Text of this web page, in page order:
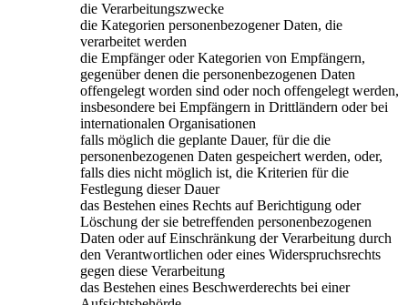
die Verarbeitungszwecke
die Kategorien personenbezogener Daten, die
verarbeitet werden
die Empfänger oder Kategorien von Empfängern,
gegenüber denen die personenbezogenen Daten
offengelegt worden sind oder noch offengelegt werden,
insbesondere bei Empfängern in Drittländern oder bei
internationalen Organisationen
falls möglich die geplante Dauer, für die die
personenbezogenen Daten gespeichert werden, oder,
falls dies nicht möglich ist, die Kriterien für die
Festlegung dieser Dauer
das Bestehen eines Rechts auf Berichtigung oder
Löschung der sie betreffenden personenbezogenen
Daten oder auf Einschränkung der Verarbeitung durch
den Verantwortlichen oder eines Widerspruchsrechts
gegen diese Verarbeitung
das Bestehen eines Beschwerderechts bei einer